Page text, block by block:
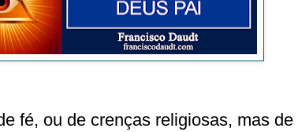
fé, ou de crenças religiosas, mas de